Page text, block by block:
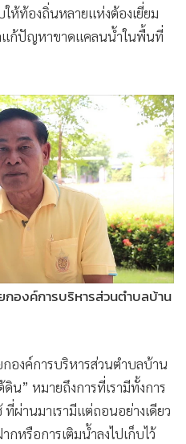
ห้ท้องถิ่นหลายแห่งต้องเยี่ยม
แก้ปัญหาขาดแคลนน้ำในพื้นที่
องค์การบริหารส่วนตำบลบ้าน
องค์การบริหารส่วนตำบลบ้าน
น” หมายถึงการที่เรามีทั้งการ
ผ่านมาเรามีแต่ถอนอย่างเดียว
หรือการเติมน้ำลงไปเก็บไว้